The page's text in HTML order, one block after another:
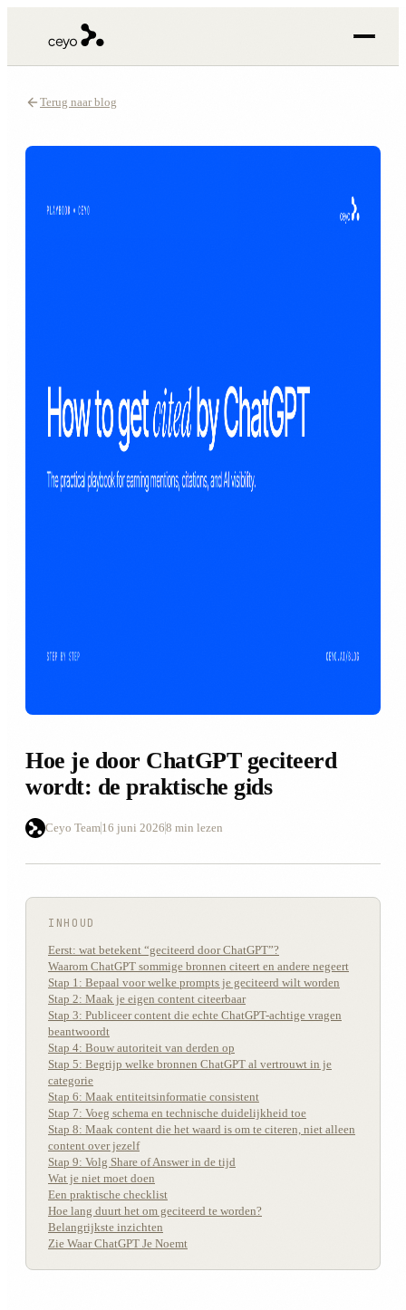
Terug naar blog
Hoe je door ChatGPT geciteerd
wordt: de praktische gids
Ceyo Team16 juni 20268 min lezen
INHOUD
Eerst: wat betekent “geciteerd door ChatGPT”?
Waarom ChatGPT sommige bronnen citeert en andere negeert
Stap 1: Bepaal voor welke prompts je geciteerd wilt worden
Stap 2: Maak je eigen content citeerbaar
Stap 3: Publiceer content die echte ChatGPT-achtige vragen
beantwoordt
Stap 4: Bouw autoriteit van derden op
Stap 5: Begrijp welke bronnen ChatGPT al vertrouwt in je
categorie
Stap 6: Maak entiteitsinformatie consistent
Stap 7: Voeg schema en technische duidelijkheid toe
Stap 8: Maak content die het waard is om te citeren, niet alleen
content over jezelf
Stap 9: Volg Share of Answer in de tijd
Wat je niet moet doen
Een praktische checklist
Hoe lang duurt het om geciteerd te worden?
Belangrijkste inzichten
Zie Waar ChatGPT Je Noemt